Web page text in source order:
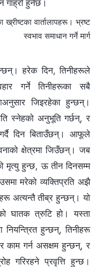
गाह्रो हुनेछ।
वार्तालापहरू। भ्रष्ट
स्वभाव समाधान गर्ने मार्ग
हरेक दिन, तिनीहरूले
गर्ने तिनीहरूका सबै
जिइरहेका हुन्छन्।
स्‍नेहको अनुभूति गर्छन्, र
दिन बिताउँछन्। आफूले
क्षेत्रमा जिउँछन्। जब
मृत्यु हुन्छ, ऊ तीन दिनसम्‍म
मरेको व्यक्तिप्रति अझै
अत्यन्तै तीब्र हुन्छन्। यो
घातक त्रुटि हो। यस्ता
नियन्त्रित हुन्छन्, तिनीहरू
काम गर्न असक्षम हुन्छन्, र
गरिरहने प्रवृत्ति हुन्छ।